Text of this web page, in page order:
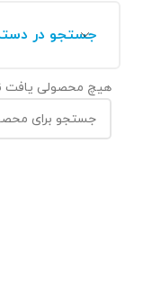
جستجو در
هیچ محصولی یافت